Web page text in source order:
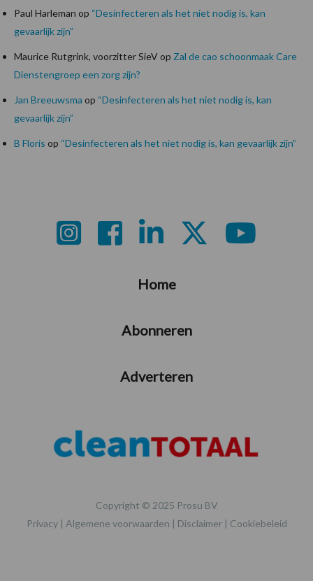
Paul Harleman op “Desinfecteren als het niet nodig is, kan
gevaarlijk zijn”
Maurice Rutgrink, voorzitter SieVop Zal de cao schoonmaak Care
Dienstengroep een zorg zijn?
Jan Breeuwsma op “Desinfecteren als het niet nodig is, kan
gevaarlijk zijn”
B Floris op “Desinfecteren als het niet nodig is, kan gevaarlijk zijn”
Home
Abonneren
Adverteren
Copyright © 2025 Prosu BV
Privacy| Algemene voorwaarden | Disclaimer| Cookiebeleid